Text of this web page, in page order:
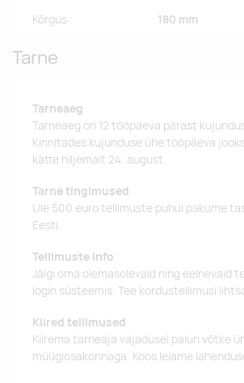
Kõrgus 180 mm
Tarne
Tarneaeg
Tarneaeg on 12 tööpäeva pärast
Kinnitades kujunduse ühe tööpäeva
kätte hiljemalt 24. august.
Tarne tingimused
Üle 500 euro tellimuste puhul pakume
Eesti.
Tellimuste info
Jälgi oma olemasolevaid ning eelnevaid
login süsteemis. Tee kordustellimusi
Kiired tellimused
Kiirema tarneaja vajadusel palun võtke
müügiosakonnaga. Koos leiame